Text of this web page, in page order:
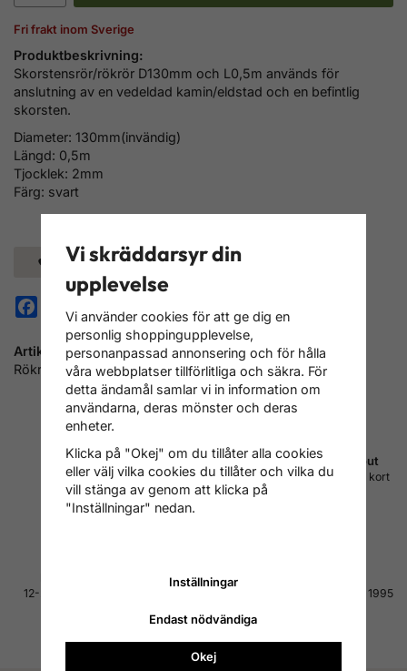
Spara som favorit
Artikelnummer:
RökrörD130L0,5m
Fri frakt inom Sverige
Produktbeskrivning:
Skorstensrör/rökrör D130mm och L0,5m används för
anslutning av en vedeldad kamin/eldstad och en befintlig
skorsten.
Diameter: 130mm(invändig)
Längd: 0,5m
Tjocklek: 2mm
Färg: svart
Fri frakt inom Sverige
Vi skickar med PostNord
DSV/Schenker och DHL
Läs mer om leverans
Betala med Svea checkout
Faktura, delbetalning, konto, kort
12-24 månaders garanti på alla
Läs mer om garanti
Tusentals nöjda kunder sedan 1995
Vi skräddarsyr din
upplevelse
Vi använder cookies för att ge dig en
personlig shoppingupplevelse,
personanpassad annonsering och för hålla
våra webbplatser tillförlitliga och säkra. För
detta ändamål samlar vi in information om
användarna, deras mönster och deras
enheter.
Klicka på "Okej" om du tillåter alla cookies
eller välj vilka cookies du tillåter och vilka du
vill stänga av genom att klicka på
"Inställningar" nedan.
Inställningar
Endast nödvändiga
Okej